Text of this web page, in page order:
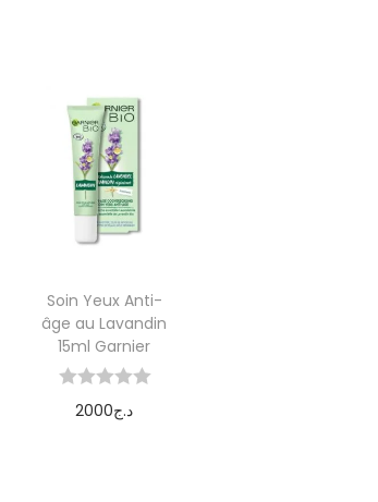
Soin Yeux Anti-
âge au Lavandin
15ml Garnier
2000د.ج